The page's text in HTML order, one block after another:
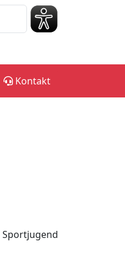
Kontakt
Sportjugend